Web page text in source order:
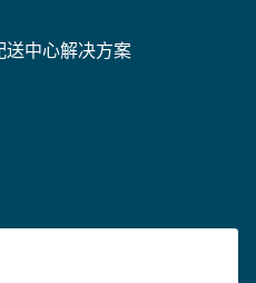
送中心解决方案